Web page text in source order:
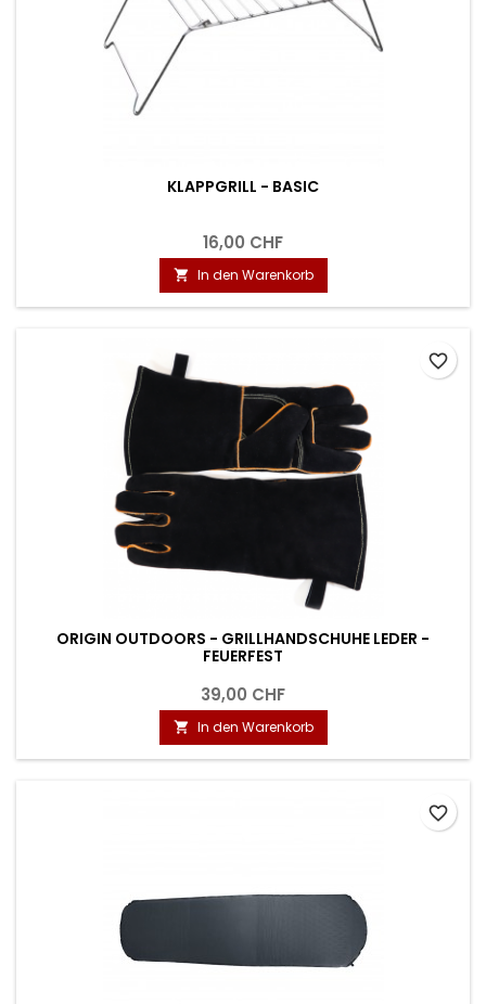
KLAPPGRILL - BASIC
16,00 CHF
 In den Warenkorb
ORIGIN OUTDOORS - GRILLHANDSCHUHE LEDER -
FEUERFEST
39,00 CHF
 In den Warenkorb
favorite_border
favorite_border